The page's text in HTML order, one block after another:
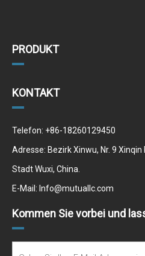
PRODUKT
KONTAKT
Telefon: +86-18260129450
Adresse: Bezirk Xinwu, Nr. 9 Xinqin
Stadt Wuxi, China.
E-Mail: Info@mutuallc.com
Kommen Sie vorbei und